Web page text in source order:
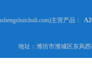
主营产品：
地址：潍坊市潍城区东风